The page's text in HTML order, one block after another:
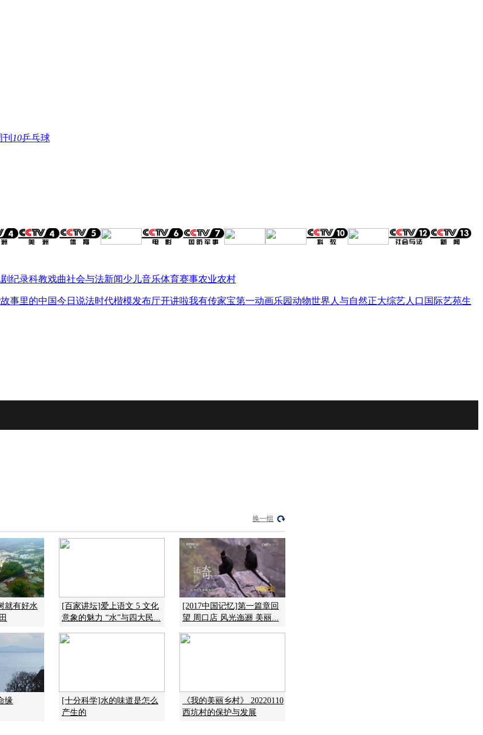
10乒乓球
纪录科教戏曲社会与法新闻少儿音乐体育赛事农业农村
故事里的中国今日说法时代楷模发布厅开讲啦我有传家宝第一动画乐园动物世界 人与自然正大综艺人口 国际艺苑生
换一组
就有好水
[百家讲坛]爱上语文 5 文化
意象的魅力 “水”与四大民...
[2017中国记忆]第一篇章回
望 周口店 风光迤逦 美丽...
缘
[十分科学]水的味道是怎么
产生的
《我的美丽乡村》 20220110
西坑村的保护与发展